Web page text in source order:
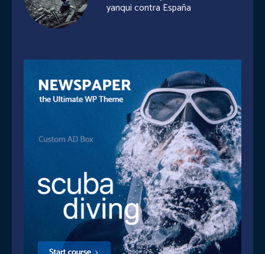
yanqui contra España